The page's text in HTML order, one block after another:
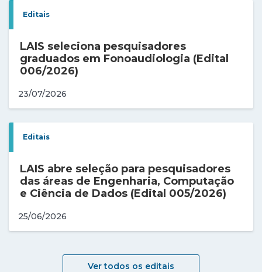
Editais
LAIS seleciona pesquisadores
graduados em Fonoaudiologia (Edital
006/2026)
23/07/2026
Editais
LAIS abre seleção para pesquisadores
das áreas de Engenharia, Computação
e Ciência de Dados (Edital 005/2026)
25/06/2026
Ver todos os editais